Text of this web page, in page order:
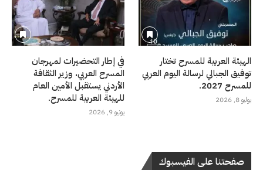
الهيئة العربية للمسرح تختار
توفيق الجبالي لرسالة اليوم العربي
للمسرح 2027.
يوليو 8, 2026
في إطار التحضيرات لمهرجان
المسرح العربي، وزير الثقافة
الأردني يستقبل الأمين العام
للهيئة العربية للمسرح.
يونيو 9, 2026
صفحتنا على الفيسبوك